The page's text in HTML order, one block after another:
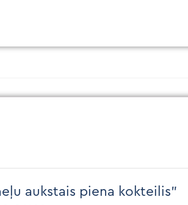
aukstais piena kokteilis”